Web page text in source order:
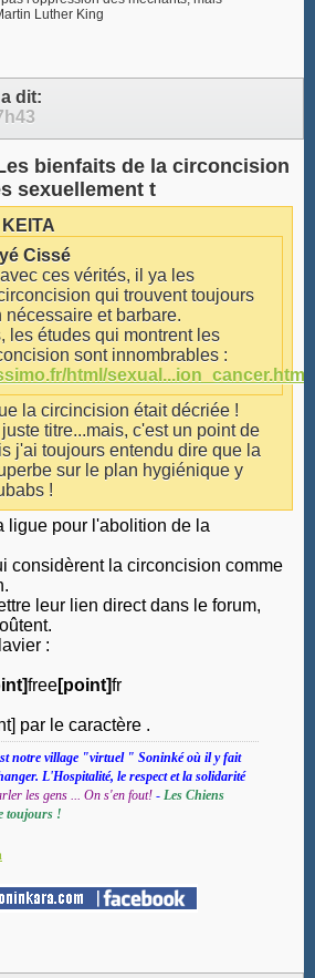
Luther King
a dit:
bienfaits de la circoncision
sexuellement t
Cissé
ces vérités, il ya les
qui trouvent toujours
nécessaire et barbare.
les études qui montrent les
sont innombrables :
html/sexual...ion_cancer.htm
la circincision était décriée !
titre...mais, c'est un point de
j'ai toujours entendu dire que la
sur le plan hygiénique y
!
ligue pour l'abolition de la
considèrent la circoncision comme
leur lien direct dans le forum,
:
free[point]fr
par le caractère .
notre village "virtuel " Soninké où il y fait
L'Hospitalité, le respect et la solidarité
les gens ... On s'en fout! - Les Chiens
toujours !